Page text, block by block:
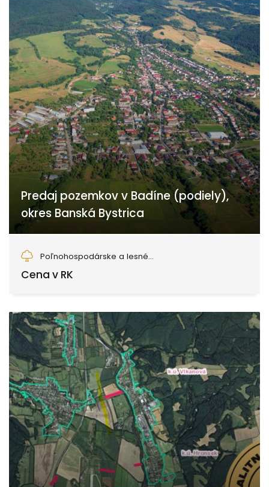
Predaj pozemkov v Badíne (podiely),
okres Banská Bystrica
Poľnohospodárske a lesné...
Cena v RK